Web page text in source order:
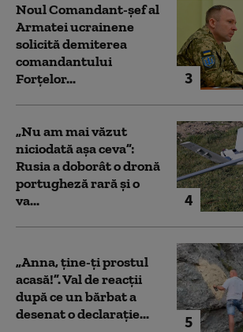
3
Noul Comandant-șef al
Armatei ucrainene
solicită demiterea
comandantului
Forțelor...
4
„Nu am mai văzut
niciodată așa ceva”:
Rusia a doborât o dronă
portugheză rară și o
va...
5
„Anna, ţine-ţi prostul
acasă!”. Val de reacții
după ce un bărbat a
desenat o declarație...